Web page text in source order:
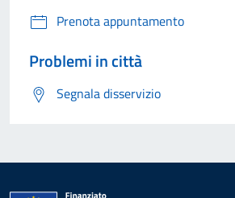
Prenota appuntamento
Problemi in città
Segnala disservizio